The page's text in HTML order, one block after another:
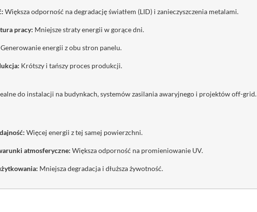
Większa odporność na degradację światłem (LID) i zanieczyszczenia metalami.
pracy: Mniejsze straty energii w gorące dni.
Generowanie energii z obu stron panelu.
Krótszy i tańszy proces produkcji.
do instalacji na budynkach, systemów zasilania awaryjnego i projektów off-grid.
Więcej energii z tej samej powierzchni.
atmosferyczne: Większa odporność na promieniowanie UV.
Mniejsza degradacja i dłuższa żywotność.